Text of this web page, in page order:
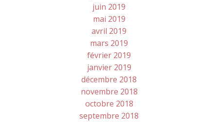
juin 2019
mai 2019
avril 2019
mars 2019
février 2019
janvier 2019
décembre 2018
novembre 2018
octobre 2018
septembre 2018